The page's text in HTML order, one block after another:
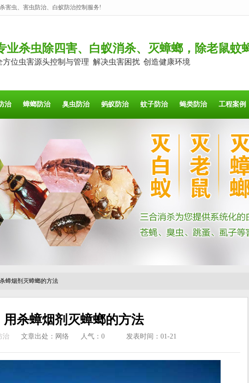
害虫、害虫防治、白蚁防治控制服务!
业杀虫除四害、白蚁消杀、灭蟑螂，除老鼠蚊
方位虫害源头控制与管理 解决虫害困扰 创造健康环境
治 蟑螂防治 臭虫防治 蚂蚁防治 蚊子防治 蝇类防治 工程案例
蟑烟剂灭蟑螂的方法
用杀蟑烟剂灭蟑螂的方法
治 文章出处：网络 人气： 0 发表时间：01-21